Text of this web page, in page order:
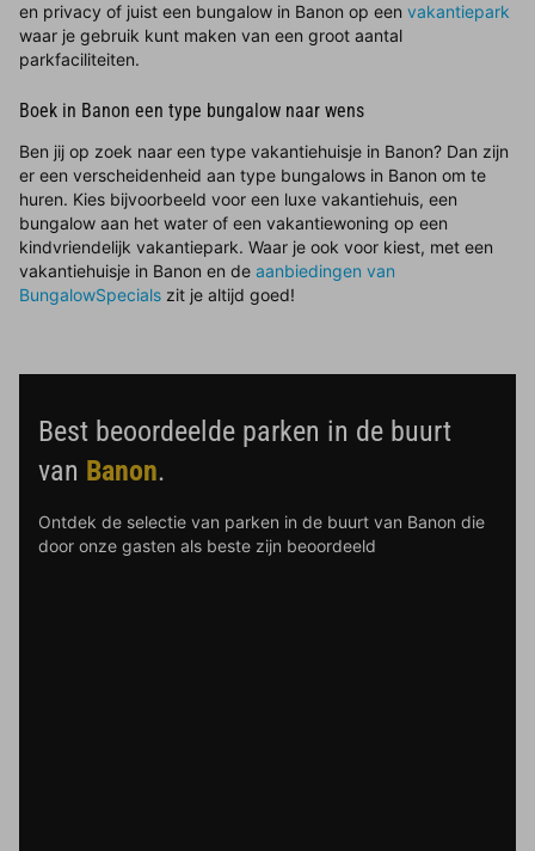
en privacy of juist een bungalow in Banon op een vakantiepark
waar je gebruik kunt maken van een groot aantal
parkfaciliteiten.
Boek in Banon een type bungalow naar wens
Ben jij op zoek naar een type vakantiehuisje in Banon? Dan zijn
er een verscheidenheid aan type bungalows in Banon om te
huren. Kies bijvoorbeeld voor een luxe vakantiehuis, een
bungalow aan het water of een vakantiewoning op een
kindvriendelijk vakantiepark. Waar je ook voor kiest, met een
vakantiehuisje in Banon en de aanbiedingen van
BungalowSpecials zit je altijd goed!
Best beoordeelde parken in de buurt
van Banon.
Ontdek de selectie van parken in de buurt van Banon die
door onze gasten als beste zijn beoordeeld